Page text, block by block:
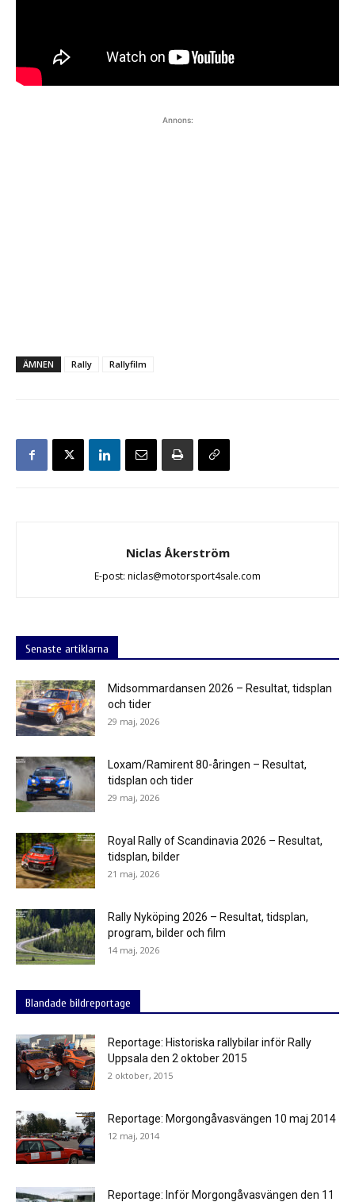
Annons:
ÄMNEN Rally Rallyfilm
Niclas Åkerström
E-post: niclas@motorsport4sale.com
Senaste artiklarna
Midsommardansen 2026 – Resultat, tidsplan
och tider
29 maj, 2026
Loxam/Ramirent 80-åringen – Resultat,
tidsplan och tider
29 maj, 2026
Royal Rally of Scandinavia 2026 – Resultat,
tidsplan, bilder
21 maj, 2026
Rally Nyköping 2026 – Resultat, tidsplan,
program, bilder och film
14 maj, 2026
Blandade bildreportage
Reportage: Historiska rallybilar inför Rally
Uppsala den 2 oktober 2015
2 oktober, 2015
Reportage: Morgongåvasvängen 10 maj 2014
12 maj, 2014
Reportage: Inför Morgongåvasvängen den 11